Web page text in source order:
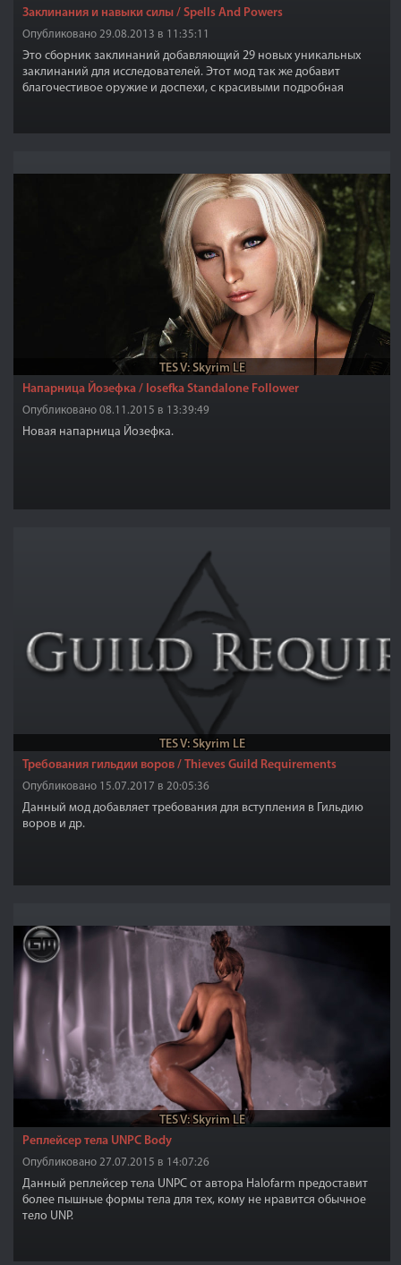
Заклинания и навыки силы / Spells And Powers
Опубликовано 29.08.2013 в 11:35:11
Это сборник заклинаний добавляющий 29 новых уникальных
заклинаний для исследователей. Этот мод так же добавит
благочестивое оружие и доспехи, с красивыми подробная
TES V: Skyrim LE
Напарница Йозефка / Iosefka Standalone Follower
Опубликовано 08.11.2015 в 13:39:49
Новая напарница Йозефка.
TES V: Skyrim LE
Требования гильдии воров / Thieves Guild Requirements
Опубликовано 15.07.2017 в 20:05:36
Данный мод добавляет требования для вступления в Гильдию
воров и др.
TES V: Skyrim LE
Реплейсер тела UNPC Body
Опубликовано 27.07.2015 в 14:07:26
Данный реплейсер тела UNPC от автора Halofarm предоставит
более пышные формы тела для тех, кому не нравится обычное
тело UNP.